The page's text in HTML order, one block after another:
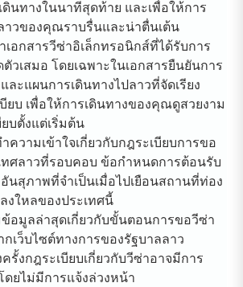
ดินทางในนาทีสุดท้าย และเพื่อให้การ
าวของคุณราบรื่นและน่าตื่นเต้น
เอกสารวีซ่าอิเล็กทรอนิกส์ที่ได้รับการ
วเสมอ โดยเฉพาะในเอกสารยืนยันการ
ละแผนการเดินทางไปลาวที่จัดเรียง
บียบ เพื่อให้การเดินทางของคุณดูสวยงาม
บตั้งแต่เริ่มต้น
ความเข้าใจเกี่ยวกับกฎระเบียบการขอ
ทศลาวที่รอบคอบ ข้อกำหนดการต้อนรับ
นสุภาพที่จำเป็นเมื่อไปเยือนสถานที่ท่อง
งใหลของประเทศนี้
อมูลล่าสุดเกี่ยวกับขั้นตอนการขอวีซ่า
เว็บไซต์ทางการของรัฐบาลลาว
ครั้งกฎระเบียบเกี่ยวกับวีซ่าอาจมีการ
ดยไม่มีการแจ้งล่วงหน้า